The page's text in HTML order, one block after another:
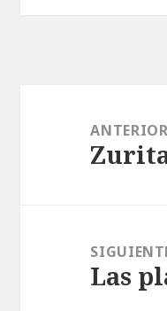
entradas
ANTERIOR
Entrada
Entrada
Las